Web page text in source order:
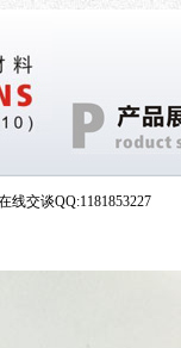
QQ:1181853227